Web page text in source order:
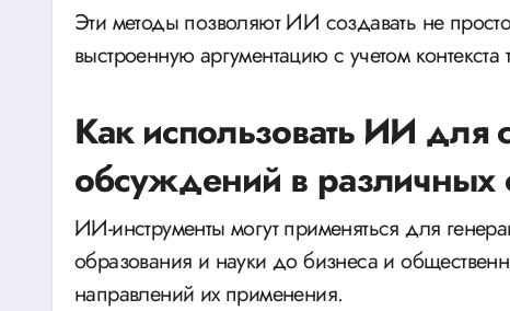
Эти методы позволяют ИИ создавать не
выстроенную аргументацию с учетом
Как использовать ИИ для
обсуждений в различных
ИИ-инструменты могут применяться для
образования и науки до бизнеса и
направлений их применения.